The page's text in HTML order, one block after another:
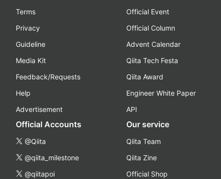
Terms
Privacy
Guideline
Media Kit
Feedback/Requests
Help
Advertisement
Official Event
Official Column
Advent Calendar
Qiita Tech Festa
Qiita Award
Engineer White Paper
API
Official Accounts
@Qiita
@qiita_milestone
@qiitapoi
Our service
Qiita Team
Qiita Zine
Official Shop